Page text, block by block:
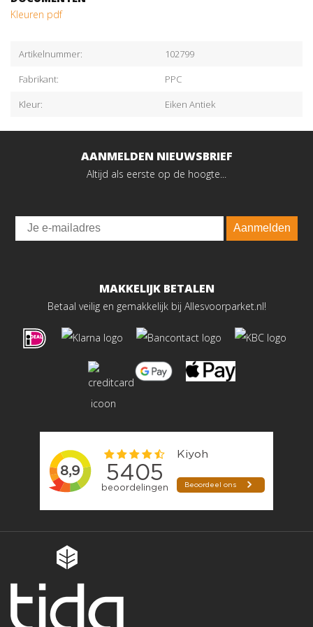
Kleuren pdf
Artikelnummer:
102799
Fabrikant:
PPC
Kleur:
Eiken Antiek
AANMELDEN NIEUWSBRIEF
Altijd als eerste op de hoogte...
Email
Aanmelden
MAKKELIJK BETALEN
Betaal veilig en gemakkelijk bij Allesvoorparket.nl!